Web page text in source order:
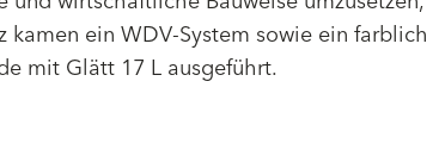
ein WDV-System sowie ein farblich
mit Glätt 17 L ausgeführt.